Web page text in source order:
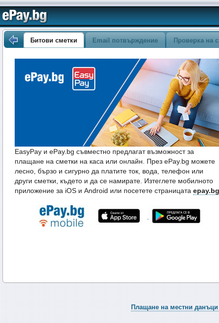
Битови сметки Email потвърждение Проверка на
EasyPay и ePay.bg съвместно предлагат възможност за
плащане на сметки на каса или онлайн. През ePay.bg можете
лесно, бързо и сигурно да платите ток, вода, телефон или
други сметки, където и да се намирате. Изтеглете мобилното
приложение за iOS и Android или посетете страницата
Плащане на местни данъци